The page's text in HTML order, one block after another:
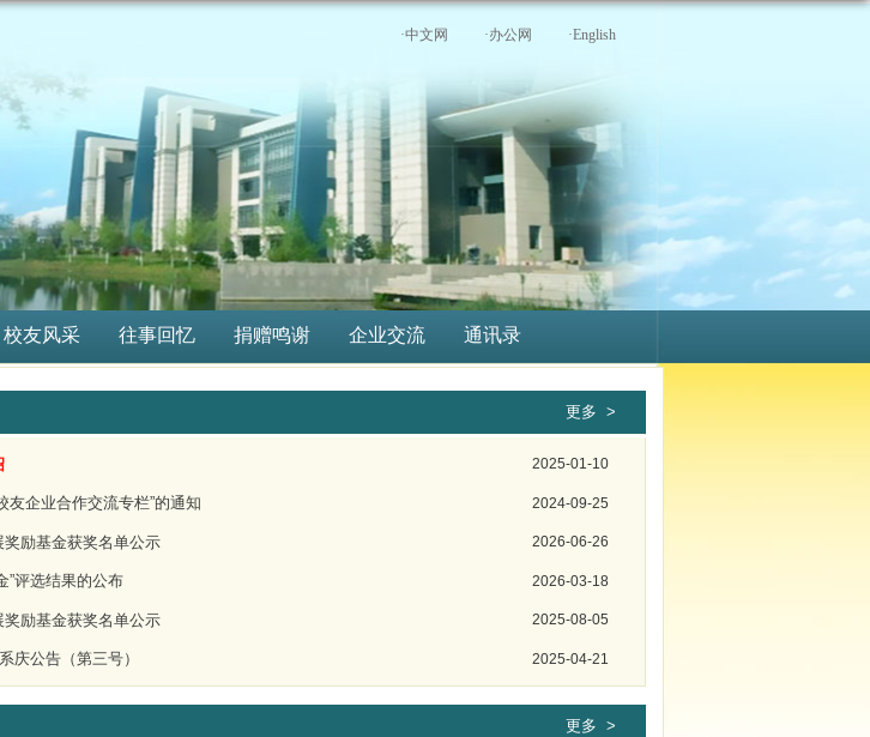
·中文网 ·办公网 ·English
校友风采 往事回忆 捐赠鸣谢 企业交流 通讯录
更多 >
2025-01-10
友企业合作交流专栏”的通知 2024-09-25
励基金获奖名单公示 2026-06-26
”评选结果的公布 2026-03-18
励基金获奖名单公示 2025-08-05
庆公告（第三号） 2025-04-21
更多 >